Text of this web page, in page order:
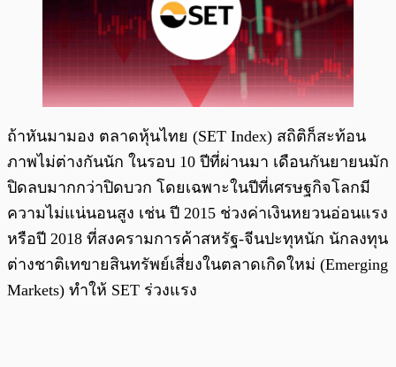
ถ้าหันมามอง ตลาดหุ้นไทย (SET Index) สถิติก็สะท้อน
ภาพไม่ต่างกันนัก ในรอบ 10 ปีที่ผ่านมา เดือนกันยายนมัก
ปิดลบมากกว่าปิดบวก โดยเฉพาะในปีที่เศรษฐกิจโลกมี
ความไม่แน่นอนสูง เช่น ปี 2015 ช่วงค่าเงินหยวนอ่อนแรง
หรือปี 2018 ที่สงครามการค้าสหรัฐ-จีนปะทุหนัก นักลงทุน
ต่างชาติเทขายสินทรัพย์เสี่ยงในตลาดเกิดใหม่ (Emerging
Markets) ทำให้ SET ร่วงแรง